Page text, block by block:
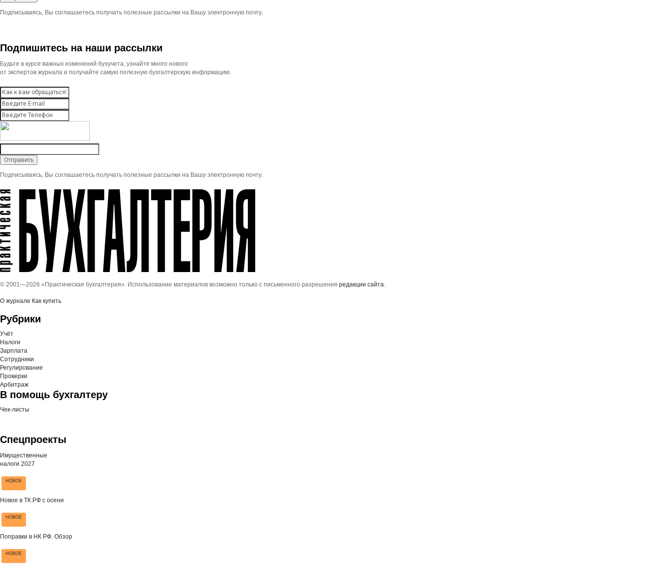
Подписываясь, Вы соглашаетесь получать полезные рассылки на Вашу электронную почту.
Подпишитесь на наши рассылки
Будьте в курсе важных изменений бухучета, узнайте много нового
от экспертов журнала и получайте самую полезную бухгалтерскую информацию.
Подписываясь, Вы соглашаетесь получать полезные рассылки на Вашу электронную почту.
© 2001—2026 «Практическая бухгалтерия». Использование материалов возможно только с письменного разрешения редакции сайта.
О журнале Как купить
Рубрики
Учёт
Налоги
Зарплата
Сотрудники
Регулирование
Проверки
Арбитраж
В помощь бухгалтеру
Чек-листы
Спецпроекты
Имущественные
налоги 2027
НОВОЕ
Новое в ТК РФ с осени
НОВОЕ
Поправки в НК РФ. Обзор
НОВОЕ